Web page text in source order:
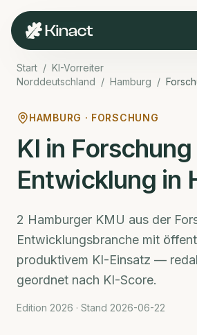
Start / KI-Vorreiter
Norddeutschland / Hamburg /
HAMBURG · FORSCHUNG
KI in Forschung
Entwicklung in
2 Hamburger KMU aus der
Entwicklungsbranche mit
produktivem KI-Einsatz —
geordnet nach KI-Score.
Edition 2026 · Stand 2026-06-22